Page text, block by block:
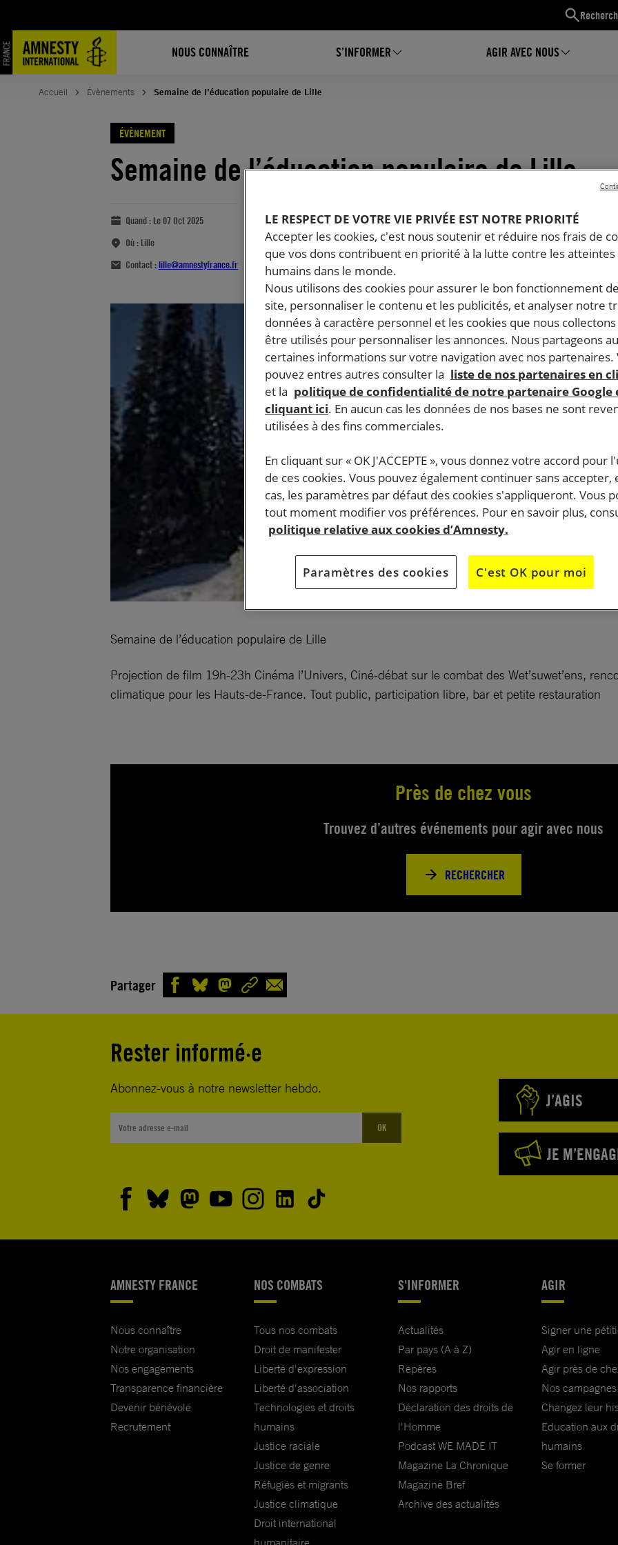
NOUS CONNAÎTRE S’INFORMER AGIR AVEC NOUS
Accueil Évènements Semaine de l’éducation populaire de Lille
ÉVÈNEMENT
Semaine de l’éducation populaire de Lille
Quand : Le 07 Oct 2025
Où : Lille
Contact :lille@amnestyfrance.fr
Semaine de l’éducation populaire de Lille
Projection de film 19h-23h Cinéma l’Univers, Ciné-débat sur le combat des Wet’suwet’ens,
climatique pour les Hauts-de-France. Tout public, participation libre, bar et petite restauration
Près de chez vous
Trouvez d’autres événements pour agir avec nous
RECHERCHER
Partager
Rester informé·e
Abonnez-vous à notre newsletter hebdo.
OK
J’AGIS
JE
AMNESTY FRANCE
Nous connaître
Notre organisation
Nos engagements
Transparence financière
Devenir bénévole
Recrutement
NOS COMBATS
Tous nos combats
Droit de manifester
Liberté d'expression
Liberté d'association
Technologies et droits
humains
Justice raciale
Justice de genre
Réfugiés et migrants
Justice climatique
Droit international
humanitaire
S'INFORMER
Actualités
Par pays (A à Z)
Repères
Nos rapports
Déclaration des droits de
l'Homme
Podcast WE MADE IT
Magazine La Chronique
Magazine Bref
Archive des actualités
AGIR
Signer une
Agir en ligne
Agir près de
Nos campagnes
Changez leur
Education aux
humains
Se former
LE RESPECT DE VOTRE VIE PRIVÉE EST NOTRE PRIORITÉ
Accepter les cookies, c'est nous soutenir et réduire nos frais de
que vos dons contribuent en priorité à la lutte contre les
humains dans le monde.
Nous utilisons des cookies pour assurer le bon fonctionnement
site, personnaliser le contenu et les publicités, et analyser notre
données à caractère personnel et les cookies que nous
être utilisés pour personnaliser les annonces. Nous partageons
certaines informations sur votre navigation avec nos partenaires.
pouvez entres autres consulter la liste de nos partenaires en
et la politique de confidentialité de notre partenaire Google
cliquant ici. En aucun cas les données de nos bases ne sont
utilisées à des fins commerciales.
En cliquant sur « OK J'ACCEPTE », vous donnez votre accord pour
de ces cookies. Vous pouvez également continuer sans accepter,
cas, les paramètres par défaut des cookies s'appliqueront. Vous
tout moment modifier vos préférences. Pour en savoir plus,
politique relative aux cookies d’Amnesty.
Paramètres des cookies C'est OK pour moi